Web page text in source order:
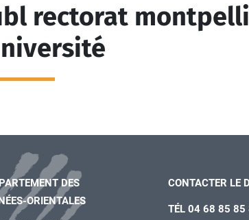
rectorat
DES
ORIENTALES
CONTACTER LE
TÉL 04 68 85 85